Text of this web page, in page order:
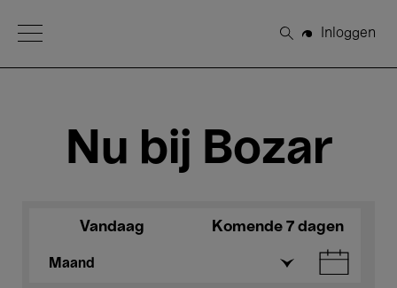
Open Menu
Zoeken
Inloggen
Nu bij Bozar
Vandaag Komende 7 dagen
Maand